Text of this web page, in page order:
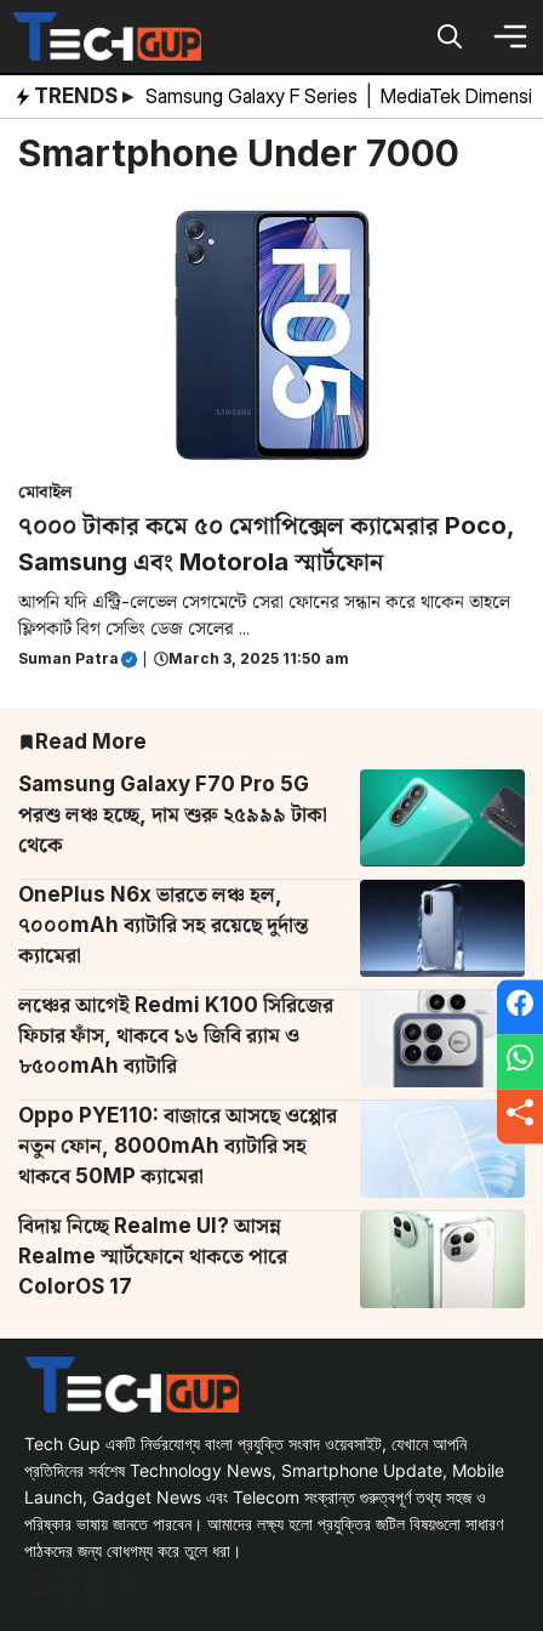
Skip
content
TRENDS ▸ Samsung Galaxy F Series MediaTek
Smartphone Under 7000
মোবাইল
৭০০০ টাকার কমে ৫০ মেগাপিক্সেল ক্যামেরার Poco,
Samsung এবং Motorola স্মার্টফোন
আপনি যদি এন্ট্রি-লেভেল সেগমেন্টে সেরা ফোনের সন্ধান করে থাকেন তাহলে
ফ্লিপকার্ট বিগ সেভিং ডেজ সেলের ...
Suman Patra March 3, 2025 11:50 am
Read More
Samsung Galaxy F70 Pro 5G
পরশু লঞ্চ হচ্ছে, দাম শুরু ২৫৯৯৯ টাকা
থেকে
OnePlus N6x ভারতে লঞ্চ হল,
৭০০০mAh ব্যাটারি সহ রয়েছে দুর্দান্ত
ক্যামেরা
লঞ্চের আগেই Redmi K100 সিরিজের
ফিচার ফাঁস, থাকবে ১৬ জিবি র‌্যাম ও
৮৫০০mAh ব্যাটারি
Oppo PYE110: বাজারে আসছে ওপ্পোর
নতুন ফোন, 8000mAh ব্যাটারি সহ
থাকবে 50MP ক্যামেরা
বিদায় নিচ্ছে Realme UI? আসন্ন
Realme স্মার্টফোনে থাকতে পারে
ColorOS 17
Tech Gup একটি নির্ভরযোগ্য বাংলা প্রযুক্তি সংবাদ ওয়েবসাইট, যেখানে আপনি
প্রতিদিনের সর্বশেষ Technology News, Smartphone Update, Mobile
Launch, Gadget News এবং Telecom সংক্রান্ত গুরুত্বপূর্ণ তথ্য সহজ ও
পরিষ্কার ভাষায় জানতে পারবেন। আমাদের লক্ষ্য হলো প্রযুক্তির জটিল বিষয়গুলো সাধারণ
পাঠকদের জন্য বোধগম্য করে তুলে ধরা।